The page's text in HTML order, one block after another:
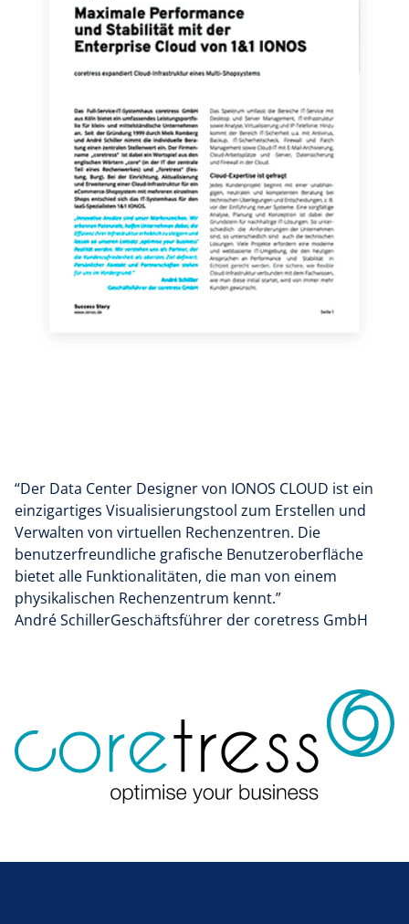
“Der Data Center Designer von IONOS CLOUD ist ein
einzigartiges Visualisierungstool zum Erstellen und
Verwalten von virtuellen Rechenzentren. Die
benutzerfreundliche grafische Benutzeroberfläche
bietet alle Funktionalitäten, die man von einem
physikalischen Rechenzentrum kennt.”
André SchillerGeschäftsführer der coretress GmbH